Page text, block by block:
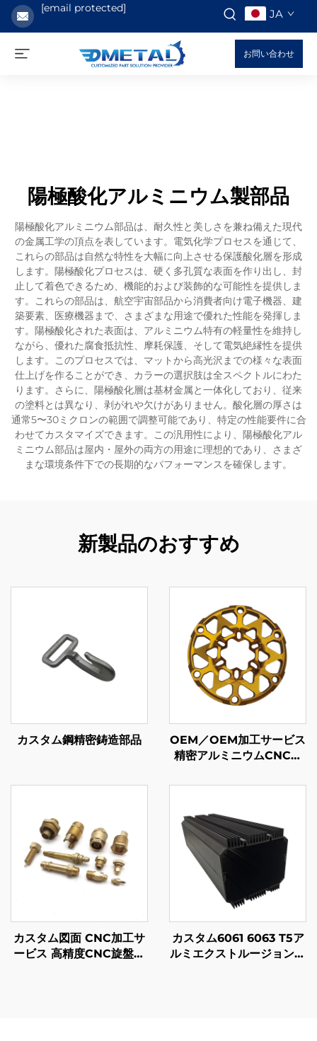
[email protected] JA
お問い合わせ
陽極酸化アルミニウム製部品
陽極酸化アルミニウム部品は、耐久性と美しさを兼ね備えた現代
の金属工学の頂点を表しています。電気化学プロセスを通じて、
これらの部品は自然な特性を大幅に向上させる保護酸化層を形成
します。陽極酸化プロセスは、硬く多孔質な表面を作り出し、封
止して着色できるため、機能的および装飾的な可能性を提供しま
す。これらの部品は、航空宇宙部品から消費者向け電子機器、建
築要素、医療機器まで、さまざまな用途で優れた性能を発揮しま
す。陽極酸化された表面は、アルミニウム特有の軽量性を維持し
ながら、優れた腐食抵抗性、摩耗保護、そして電気絶縁性を提供
します。このプロセスでは、マットから高光沢までの様々な表面
仕上げを作ることができ、カラーの選択肢は全スペクトルにわた
ります。さらに、陽極酸化層は基材金属と一体化しており、従来
の塗料とは異なり、剥がれや欠けがありません。酸化層の厚さは
通常5〜30ミクロンの範囲で調整可能であり、特定の性能要件に合
わせてカスタマイズできます。この汎用性により、陽極酸化アル
ミニウム部品は屋内・屋外の両方の用途に理想的であり、さまざ
まな環境条件下での長期的なパフォーマンスを確保します。
新製品のおすすめ
カスタム鋼精密鋳造部品
OEM／OEM加工サービス
精密アルミニウムCNCミ
ズ仕上げ
カスタム図面 CNC加工サ
ービス 高精度CNC旋盤加
カスタム6061 6063 T5ア
ルミエクストルージョンプ